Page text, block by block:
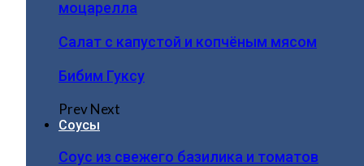
моцарелла
Салат с капустой и копчёным мясом
Бибим Гуксу
PrevNext
Соусы
Соус из свежего базилика и томатов